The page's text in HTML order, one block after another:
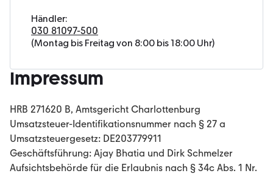
Impressum
HRB 271620 B, Amtsgericht Charlottenburg
Umsatzsteuer-Identifikationsnummer nach § 27 a
Umsatzsteuergesetz: DE203779911
Geschäftsführung: Ajay Bhatia und Dirk Schmelzer
Aufsichtsbehörde für die Erlaubnis nach § 34c Abs. 1 Nr.
Händler:
030 81097-500
(Montag bis Freitag von 8:00 bis 18:00 Uhr)